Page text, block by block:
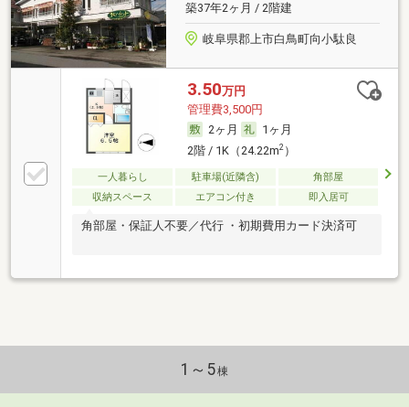
築37年2ヶ月 / 2階建
岐阜県郡上市白鳥町向小駄良
3.50万円
管理費3,500円
2ヶ月
1ヶ月
2階 / 1K（24.22m2）
一人暮らし 駐車場(近隣含)
角部屋
収納スペース
エアコン付き 即入居可
角部屋・保証人不要／代行 ・初期費用カード決済可
1～5棟